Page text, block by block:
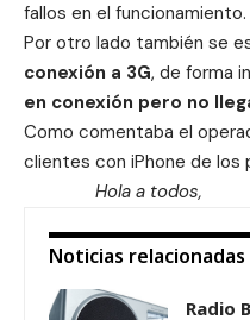
fallos en el funcionamiento.
Por otro lado también se
conexión a 3G, de forma
en conexión pero no
Como comentaba el
clientes con iPhone de los
Hola a todos,
Noticias relacionadas
Radio